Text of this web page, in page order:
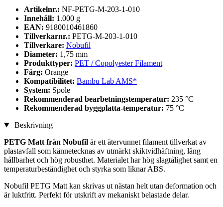
Artikelnr.: NF-PETG-M-203-1-010
Innehåll: 1.000 g
EAN: 9180010461860
Tillverkarnr.: PETG-M-203-1-010
Tillverkare: Nobufil
Diameter: 1,75 mm
Produkttyper: PET / Copolyester Filament
Färg: Orange
Kompatibilitet: Bambu Lab AMS*
System: Spole
Rekommenderad bearbetningstemperatur: 235 °C
Rekommenderad byggplatta-temperatur: 75 °C
Beskrivning
PETG Matt från Nobufil är ett återvunnet filament tillverkat av
plastavfall som kännetecknas av utmärkt skiktvidhäftning, lång
hållbarhet och hög robusthet. Materialet har hög slagtålighet samt en
temperaturbeständighet och styrka som liknar ABS.
Nobufil PETG Matt kan skrivas ut nästan helt utan deformation och
är luktfritt. Perfekt för utskrift av mekaniskt belastade delar.